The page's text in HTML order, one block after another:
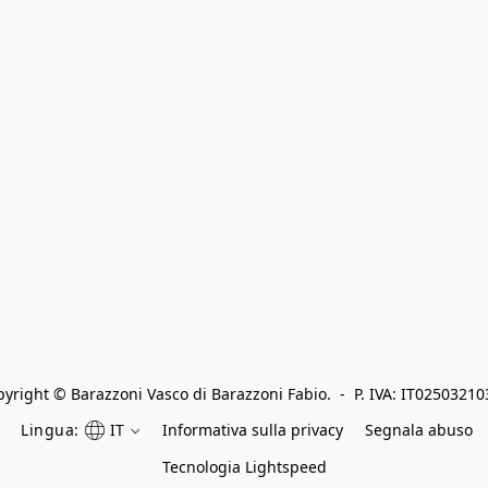
© Barazzoni Vasco di Barazzoni Fabio.  -  P. IVA:
Lingua:
IT Informativa sulla privacy
Segnala abuso
Tecnologia Lightspeed